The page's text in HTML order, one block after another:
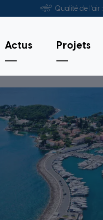
Qualité de l'air :
Actus Projets